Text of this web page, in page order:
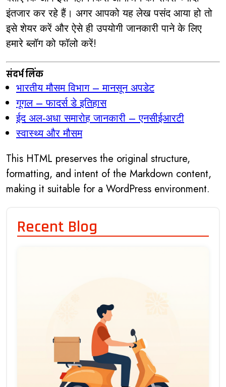
इंतजार कर रहे हैं। अगर आपको यह लेख पसंद आया हो तो
इसे शेयर करें और ऐसे ही उपयोगी जानकारी पाने के लिए
हमारे ब्लॉग को फॉलो करें!
संदर्भ लिंक
भारतीय मौसम विभाग – मानसून अपडेट
गूगल – फादर्स डे इतिहास
ईद अल-अधा समारोह जानकारी – एनसीईआरटी
स्वास्थ्य और मौसम
This HTML preserves the original structure,
formatting, and intent of the Markdown content,
making it suitable for a WordPress environment.
Recent Blog